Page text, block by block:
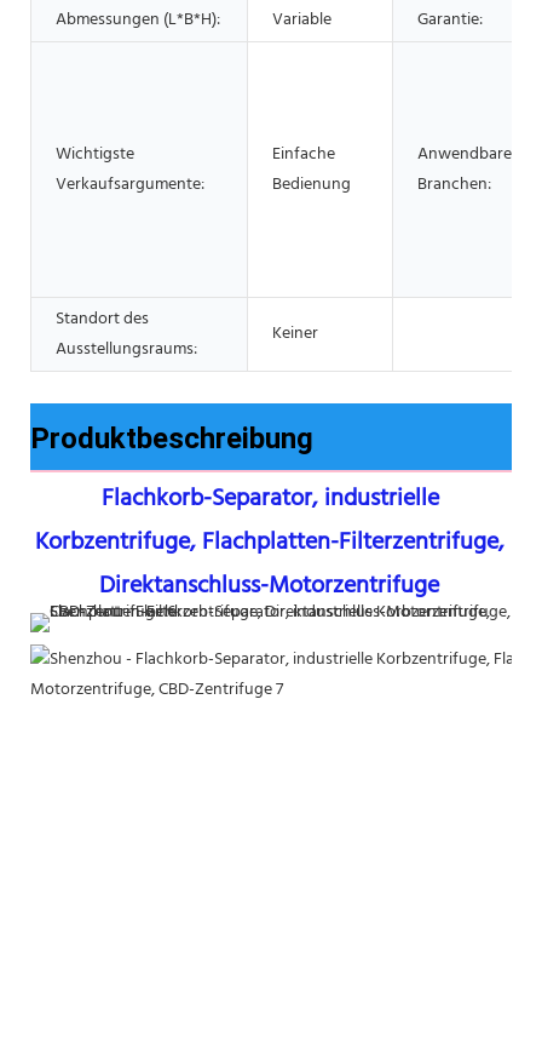
Abmessungen (L*B*H):
Variable Garantie:
Wichtigste
Verkaufsargumente:
Einfache
Bedienung
Anwendbare
Branchen:
Standort des
Ausstellungsraums:
Keiner
Produktbeschreibung
Flachkorb-Separator, industrielle
Korbzentrifuge, Flachplatten-Filterzentrifuge,
Direktanschluss-Motorzentrifuge